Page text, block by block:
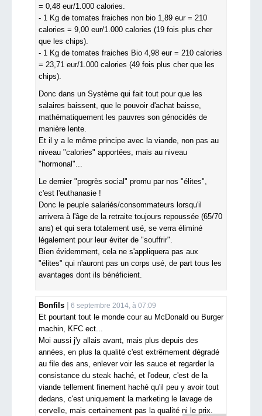
= 0,48 eur/1.000 calories.
- 1 Kg de tomates fraiches non bio 1,89 eur = 210
calories = 9,00 eur/1.000 calories (19 fois plus cher
que les chips).
- 1 Kg de tomates fraiches Bio 4,98 eur = 210 calories
= 23,71 eur/1.000 calories (49 fois plus cher que les
chips).
Donc dans un Système qui fait tout pour que les
salaires baissent, que le pouvoir d'achat baisse,
mathématiquement les pauvres son génocidés de
manière lente.
Et il y a le même principe avec la viande, non pas au
niveau "calories" apportées, mais au niveau
"hormonal"...
Le dernier "progrès social" promu par nos "élites",
c'est l'euthanasie !
Donc le peuple salariés/consommateurs lorsqu'il
arrivera à l'âge de la retraite toujours repoussée (65/70
ans) et qui sera totalement usé, se verra éliminé
légalement pour leur éviter de "souffrir".
Bien évidemment, cela ne s'appliquera pas aux
"élites" qui n'auront pas un corps usé, de part tous les
avantages dont ils bénéficient.
Bonfils 6 septembre 2014, à 07:09
Et pourtant tout le monde cour au McDonald ou Burger
machin, KFC ect...
Moi aussi j'y allais avant, mais plus depuis des
années, en plus la qualité c'est extrêmement dégradé
au file des ans, enlever voir les sauce et regarder la
consistance du steak haché, et l'odeur, c'est de la
viande tellement finement haché qu'il peu y avoir tout
dedans, c'est uniquement la marketing le lavage de
cervelle, mais certainement pas la qualité ni le prix.